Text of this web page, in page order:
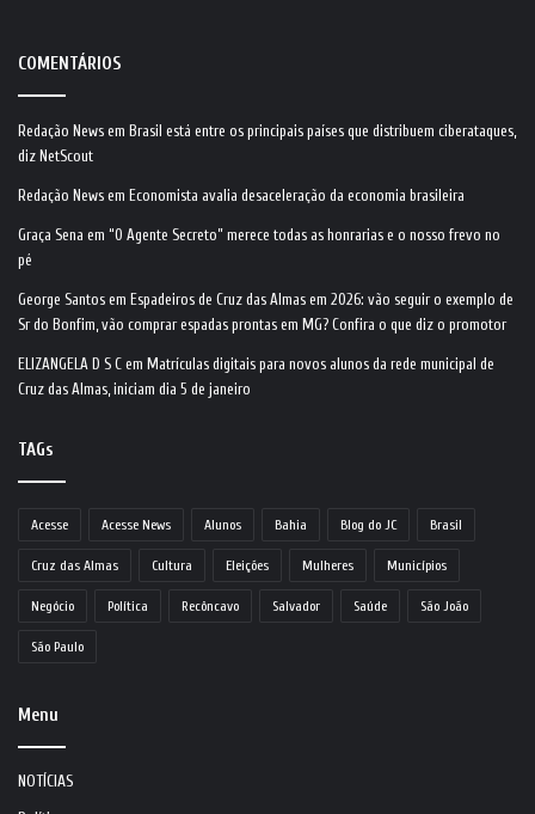
COMENTÁRIOS
Redação News em Brasil está entre os principais países que distribuem ciberataques,
diz NetScout
Redação News em Economista avalia desaceleração da economia brasileira
Graça Sena em “O Agente Secreto” merece todas as honrarias e o nosso frevo no
pé
George Santos em Espadeiros de Cruz das Almas em 2026: vão seguir o exemplo de
Sr do Bonfim, vão comprar espadas prontas em MG? Confira o que diz o promotor
ELIZANGELA D S C em Matrículas digitais para novos alunos da rede municipal de
Cruz das Almas, iniciam dia 5 de janeiro
TAGs
Acesse Acesse News Alunos Bahia Blog do JC Brasil
Cruz das Almas Cultura Eleições Mulheres Municípios
Negócio Política Recôncavo Salvador Saúde São João
São Paulo
Menu
NOTÍCIAS